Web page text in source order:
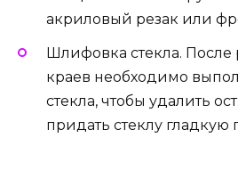
акриловый резак или
Шлифовка стекла. После
краев необходимо
стекла, чтобы удалить
придать стеклу гладкую